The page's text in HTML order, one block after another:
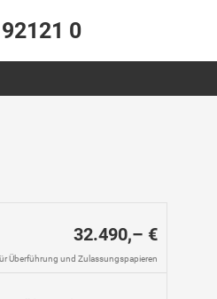
0
32.490,– €
Überführung und Zulassungspapieren